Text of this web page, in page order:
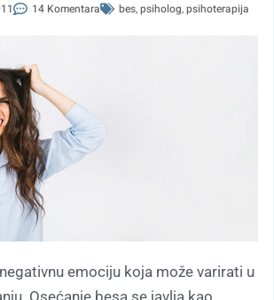
14 Komentara bes,psiholog,psihoterapija
emociju koja može varirati u
Osećanje besa se javlja kao